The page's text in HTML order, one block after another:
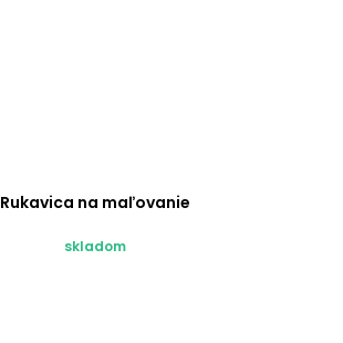
Rukavica na maľovanie
skladom